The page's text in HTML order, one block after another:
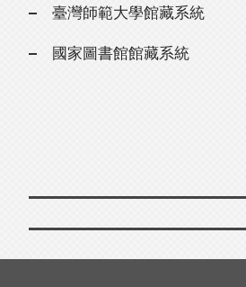
臺灣師範大學館藏系統
國家圖書館館藏系統